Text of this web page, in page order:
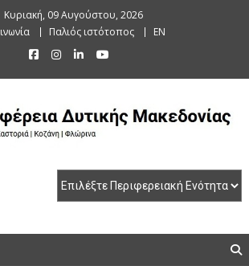
Κυριακή, 09 Αυγούστου, 2026
Παλιός ιστότοπος EN